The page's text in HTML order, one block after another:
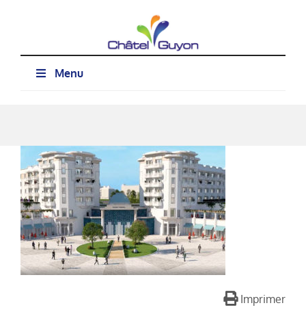
Menu
Imprimer